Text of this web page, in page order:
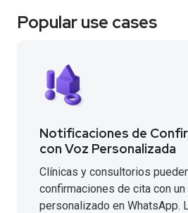
Popular use cases
Notificaciones de
con Voz Personalizada
Clínicas y consultorios
confirmaciones de cita con
personalizado en WhatsApp.